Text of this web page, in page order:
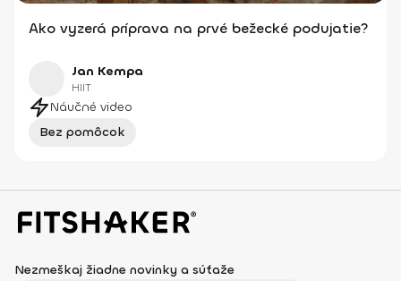
Ako vyzerá príprava na prvé bežecké podujatie?
Jan Kempa
HIIT
Náučné video
Bez pomôcok
Nezmeškaj žiadne novinky a súťaže